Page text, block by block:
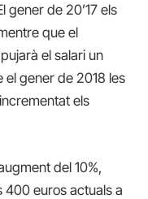
gener de 20’17 els
que el
el salari un
el gener de 2018 les
els
del 10%,
400 euros actuals a